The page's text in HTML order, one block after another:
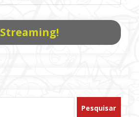
Streaming!